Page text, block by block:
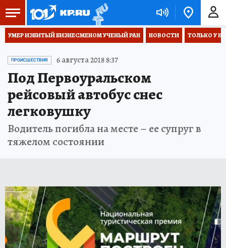
УМЕР ИЗБИТЫЙ БИЗНЕСМЕНОМ УЧЕНЫЙ РАН НОВОСТИ ТОЛЬКО У
ПРОИСШЕСТВИЯ 6 августа 2018 8:37
Под Первоуральском
рейсовый автобус снес
легковушку
Водитель погибла на месте – ее супруг в
тяжелом состоянии